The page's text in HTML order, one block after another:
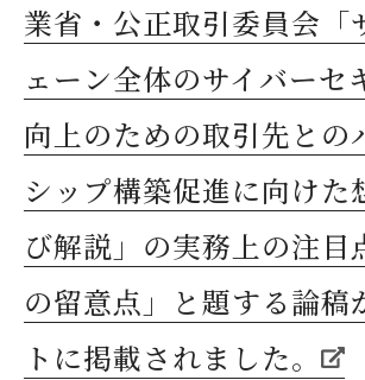
業省・公正取引委員会「
ェーン全体のサイバーセ
向上のための取引先との
シップ構築促進に向けた
び解説」の実務上の注目
の留意点」と題する論稿
トに掲載されました。